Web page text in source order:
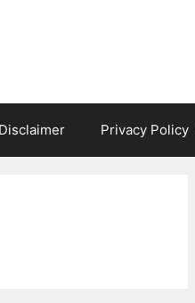
Disclaimer Privacy Policy